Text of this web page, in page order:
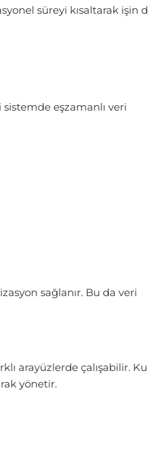
süreyi kısaltarak işin
eşzamanlı veri
sağlanır. Bu da veri
arayüzlerde çalışabilir.
yönetir.